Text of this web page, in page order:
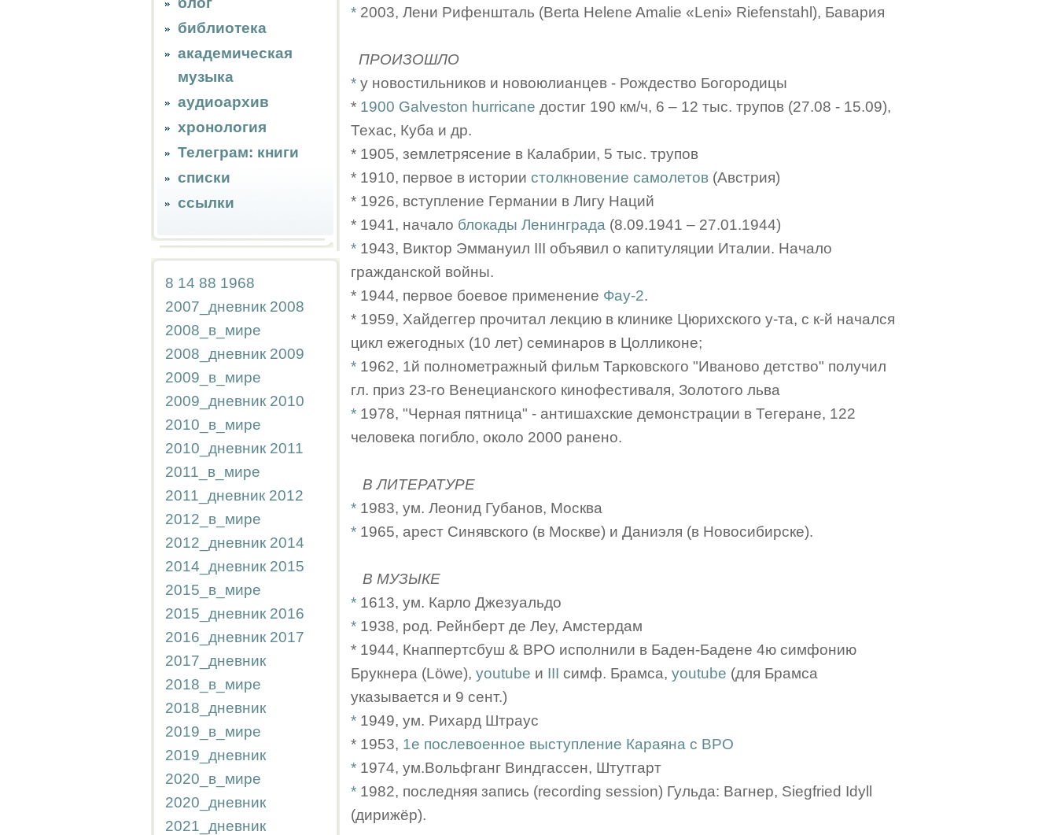
библиотека
академическая
музыка
аудиоархив
хронология
Телеграм: книги
списки
ссылки
8 14 88 1968
2007_дневник 2008
2008_в_мире
2008_дневник 2009
2009_в_мире
2009_дневник 2010
2010_в_мире
2010_дневник 2011
2011_в_мире
2011_дневник 2012
2012_в_мире
2012_дневник 2014
2014_дневник 2015
2015_в_мире
2015_дневник 2016
2016_дневник 2017
2017_дневник
2018_в_мире
2018_дневник
2019_в_мире
2019_дневник
2020_в_мире
2020_дневник
2021_дневник
* 2003, Лени Рифеншталь (Berta Helene Amalie «Leni» Riefenstahl), Бавария
ПРОИЗОШЛО
* у новостильников и новоюлианцев - Рождество Богородицы
* 1900 Galveston hurricane достиг 190 км/ч, 6 – 12 тыс. трупов (27.08 - 15.09),
Техас, Куба и др.
* 1905, землетрясение в Калабрии, 5 тыс. трупов
* 1910, первое в истории столкновение самолетов (Австрия)
* 1926, вступление Германии в Лигу Наций
* 1941, начало блокады Ленинграда (8.09.1941 – 27.01.1944)
* 1943, Виктор Эммануил III объявил о капитуляции Италии. Начало
гражданской войны.
* 1944, первое боевое применение Фау-2.
* 1959, Хайдеггер прочитал лекцию в клинике Цюрихского у-та, с к-й начался
цикл ежегодных (10 лет) семинаров в Цолликоне;
* 1962, 1й полнометражный фильм Тарковского "Иваново детство" получил
гл. приз 23-го Венецианского кинофестиваля, Золотого льва
* 1978, "Черная пятница" - антишахские демонстрации в Тегеране, 122
человека погибло, около 2000 ранено.
В ЛИТЕРАТУРЕ
* 1983, ум. Леонид Губанов, Москва
* 1965, арест Синявского (в Москве) и Даниэля (в Новосибирске).
В МУЗЫКЕ
* 1613, ум. Карло Джезуальдо
* 1938, род. Рейнберт де Леу, Амстердам
* 1944, Кнаппертсбуш & BPO исполнили в Баден-Бадене 4ю симфонию
Брукнера (Löwe), youtube и III симф. Брамса, youtube (для Брамса
указывается и 9 сент.)
* 1949, ум. Рихард Штраус
* 1953, 1е послевоенное выступление Караяна с BPO
* 1974, ум.Вольфганг Виндгассен, Штутгарт
* 1982, последняя запись (recording session) Гульда: Вагнер, Siegfried Idyll
(дирижёр).